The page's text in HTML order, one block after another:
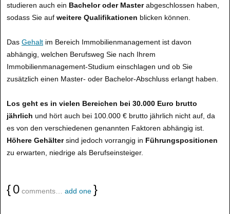
studieren auch ein Bachelor oder Masterabgeschlossen haben,
sodass Sie auf weitere Qualifikationen blicken können.
Das Gehalt im Bereich Immobilienmanagement ist davon
abhängig, welchen Berufsweg Sie nach Ihrem
Immobilienmanagement-Studium einschlagen und ob Sie
zusätzlich einen Master- oder Bachelor-Abschluss erlangt haben.
Los geht es in vielen Bereichen bei 30.000 Euro brutto
jährlich und hört auch bei 100.000 € brutto jährlich nicht auf, da
es von den verschiedenen genannten Faktoren abhängig ist.
Höhere Gehältersind jedoch vorrangig in Führungspositionen
zu erwarten, niedrige als Berufseinsteiger.
{0 comments… add one }